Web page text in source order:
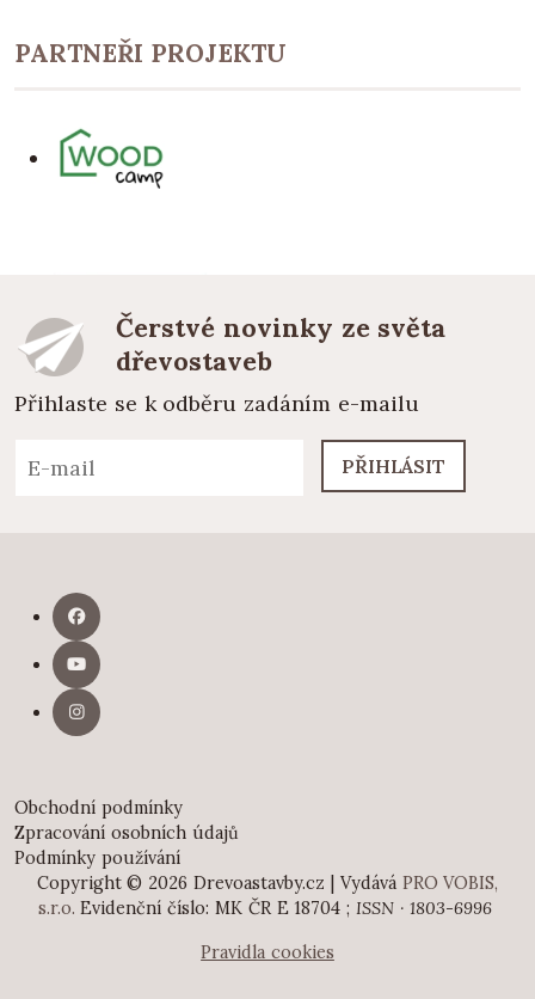
PARTNEŘI PROJEKTU
Čerstvé novinky ze světa
dřevostaveb
Přihlaste se k odběru zadáním e-mailu
PŘIHLÁSIT
Obchodní podmínky
Zpracování osobních údajů
Podmínky používání
Copyright © 2026 Drevoastavby.cz | Vydává PRO VOBIS,
s.r.o. Evidenční číslo: MK ČR E 18704 ; ISSN · 1803-6996
Pravidla cookies